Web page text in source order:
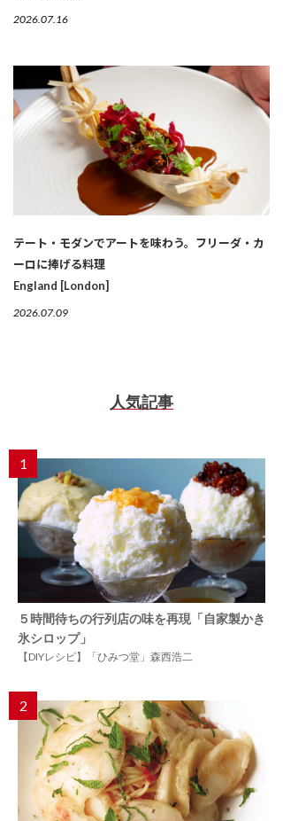
2026.07.16
テート・モダンでアートを味わう。フリーダ・カ
ーロに捧げる料理
England [London]
2026.07.09
人気記事
1
５時間待ちの行列店の味を再現「自家製かき
氷シロップ」
【DIYレシピ】「ひみつ堂」森西浩二
2